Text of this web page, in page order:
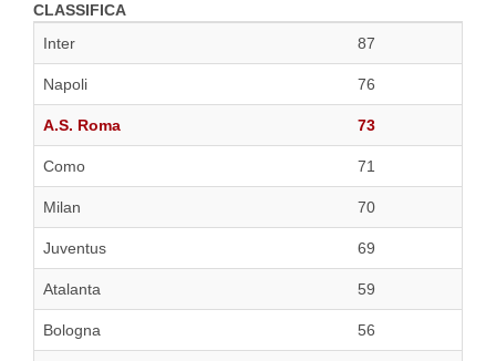
CLASSIFICA
Inter
87
Napoli 76
A.S. Roma 73
Como 71
Milan 70
Juventus 69
Atalanta 59
Bologna 56